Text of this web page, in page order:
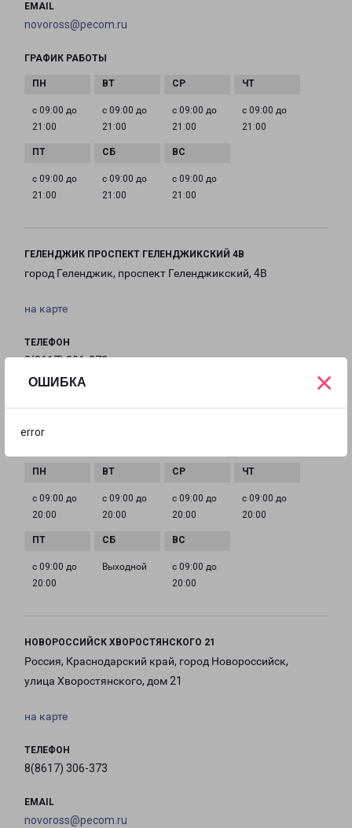
ОШИБКА
error
×
EMAIL
novoross@pecom.ru
ГРАФИК РАБОТЫ
с 09:00 до
21:00
с 09:00 до
21:00
с 09:00 до
21:00
с 09:00 до
21:00
с 09:00 до
21:00
с 09:00 до
21:00
с 09:00 до
21:00
ГЕЛЕНДЖИК ПРОСПЕКТ ГЕЛЕНДЖИКСКИЙ 4В
город Геленджик, проспект Геленджикский, 4В
на карте
ТЕЛЕФОН
8(8617) 306-373
novoross@pecom.ru
с 09:00 до
20:00
с 09:00 до
20:00
с 09:00 до
20:00
с 09:00 до
20:00
с 09:00 до
20:00
Выходной
с 09:00 до
20:00
НОВОРОССИЙСК ХВОРОСТЯНСКОГО 21
Россия, Краснодарский край, город Новороссийск,
улица Хворостянского, дом 21
на карте
ТЕЛЕФОН
8(8617) 306-373
EMAIL
novoross@pecom.ru